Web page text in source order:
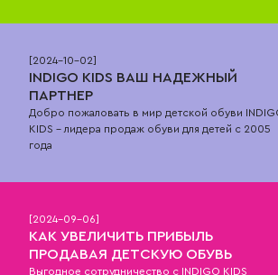
[2024-10-02]
INDIGO KIDS ВАШ НАДЕЖНЫЙ
ПАРТНЕР
Добро пожаловать в мир детской обуви
KIDS – лидера продаж обуви для детей с 2005
года
[2024-09-06]
КАК УВЕЛИЧИТЬ ПРИБЫЛЬ
ПРОДАВАЯ ДЕТСКУЮ ОБУВЬ
Выгодное сотрудничество с INDIGO KIDS